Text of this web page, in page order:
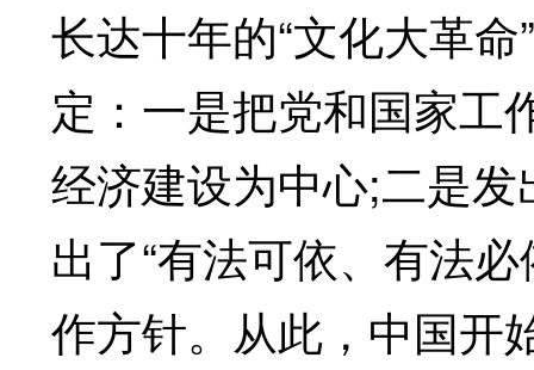
长达十年的“文化大革
定：一是把党和国家工
经济建设为中心;二是发
出了“有法可依、有法
作方针。从此，中国开